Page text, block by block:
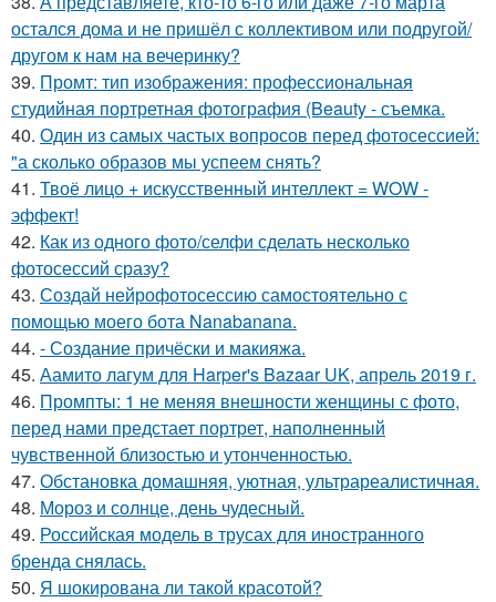
остался дома и не пришёл с коллективом или подругой/
другом к нам на вечеринку?
39. Промт: тип изображения: профессиональная
студийная портретная фотография (Beauty - съемка.
40. Один из самых частых вопросов перед фотосессией:
"а сколько образов мы успеем снять?
41. Твоё лицо + искусственный интеллект = WOW -
эффект!
42. Как из одного фото/селфи сделать несколько
фотосессий сразу?
43. Создай нейрофотосессию самостоятельно с
помощью моего бота Nanabanana.
44. - Создание причёски и макияжа.
45. Аамито лагум для Harper's Bazaar UK, апрель 2019 г.
46. Промпты: 1 не меняя внешности женщины с фото,
перед нами предстает портрет, наполненный
чувственной близостью и утонченностью.
47. Обстановка домашняя, уютная, ультрареалистичная.
48. Мороз и солнце, день чудесный.
49. Российская модель в трусах для иностранного
бренда снялась.
50. Я шокирована ли такой красотой?